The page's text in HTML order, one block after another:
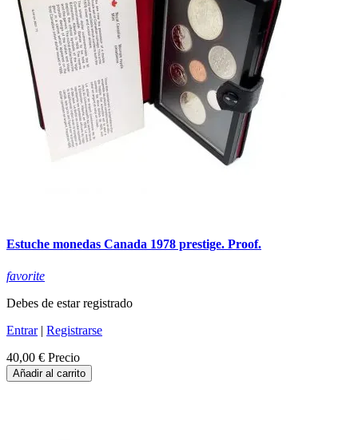
Estuche monedas Canada 1978 prestige. Proof.
favorite
Debes de estar registrado
Entrar| Registrarse
40,00 € Precio
Añadir al carrito